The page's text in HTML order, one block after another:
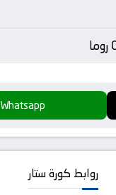
Whatsapp
روابط كورة ستار